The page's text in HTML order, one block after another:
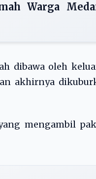
Warga
dibawa oleh
akhirnya
mengambil